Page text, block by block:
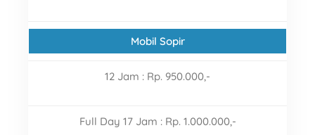
Mobil Sopir
12 Jam : Rp. 950.000,-
Full Day 17 Jam : Rp. 1.000.000,-